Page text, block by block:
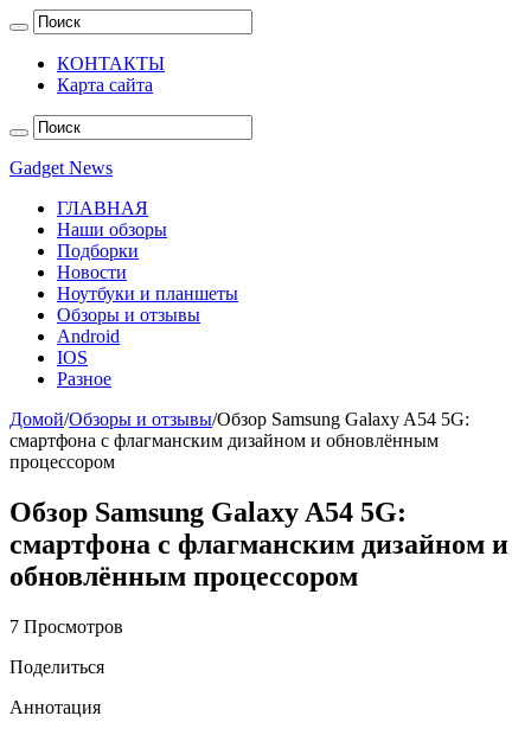
КОНТАКТЫ
Карта сайта
Gadget News
ГЛАВНАЯ
Наши обзоры
Подборки
Новости
Ноутбуки и планшеты
Обзоры и отзывы
Android
IOS
Разное
Домой/Обзоры и отзывы/Обзор Samsung Galaxy A54 5G:
смартфона с флагманским дизайном и обновлённым
процессором
Обзор Samsung Galaxy A54 5G:
смартфона с флагманским дизайном и
обновлённым процессором
7 Просмотров
Поделиться
Аннотация